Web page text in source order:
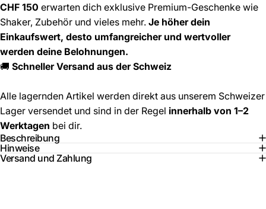
CHF 150 erwarten dich exklusive Premium-Geschenke wie
Shaker, Zubehör und vieles mehr. Je höher dein
Einkaufswert, desto umfangreicher und wertvoller
werden deine Belohnungen.
🚚 Schneller Versand aus der Schweiz
Alle lagernden Artikel werden direkt aus unserem Schweizer
Lager versendet und sind in der Regel innerhalb von 1–2
Werktagen bei dir.
Beschreibung
Hinweise
Versand und Zahlung